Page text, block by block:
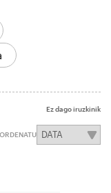
Ez dago iruzkinik
ORDENATU